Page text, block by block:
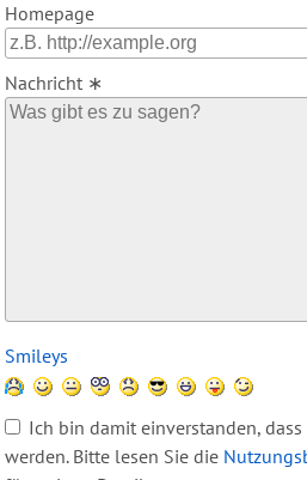
Homepage
Nachricht ∗
Was
ist
plus
Null?
Smileys
Ich bin damit einverstanden,
werden. Bitte lesen Sie die